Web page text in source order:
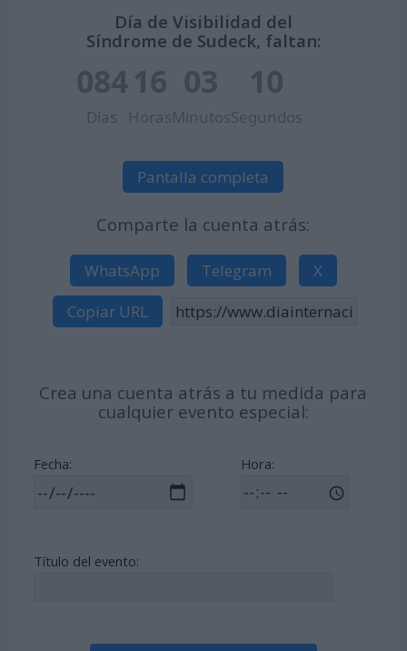
Día de Visibilidad del
Síndrome de Sudeck, faltan:
084
Días
16
Horas
03
Minutos
09
Segundos
Pantalla completa
Comparte la cuenta atrás:
WhatsApp Telegram
X
Copiar URL
Crea una cuenta atrás a tu medida para
cualquier evento especial:
Fecha: Hora:
Título del evento: